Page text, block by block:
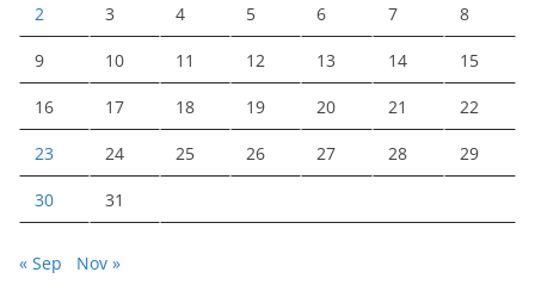
2 3 4 5 6 7 8
9 10 11 12 13 14 15
16 17 18 19 20 21 22
23 24 25 26 27 28 29
30 31
« Sep Nov »